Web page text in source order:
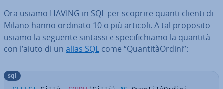
Ora usiamo HAVING in SQL per scoprire quanti clienti di
Milano hanno ordinato 10 o più articoli. A tal proposito
usiamo la seguente sintassi e spe­ci­fi­chia­mo la quantità
con l’aiuto di un alias SQL come “Quan­ti­tàOr­di­ni”:
sql